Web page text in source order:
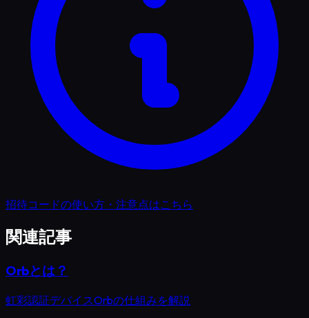
招待コードの使い方・注意点はこちら
関連記事
Orbとは？
虹彩認証デバイスOrbの仕組みを解説